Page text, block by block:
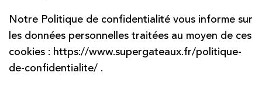
Notre Politique de confidentialité vous informe sur
les données personnelles traitées au moyen de ces
cookies : https://www.supergateaux.fr/politique-
de-confidentialite/ .